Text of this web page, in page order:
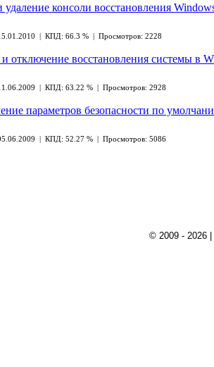
удаление консоли восстановления
| КПД: 66.3 % | Просмотров: 2228
отключение восстановления системы в
| КПД: 63.22 % | Просмотров: 2928
параметров безопасности по
| КПД: 52.27 % | Просмотров: 5086
© 2009 - 2026